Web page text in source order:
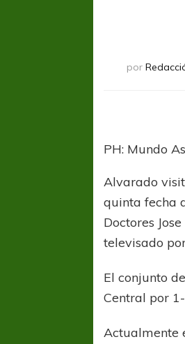
por
PH: Mundo
Alvarado
quinta fecha
Doctores
televisado
El conjunto
Central por
Actualmente